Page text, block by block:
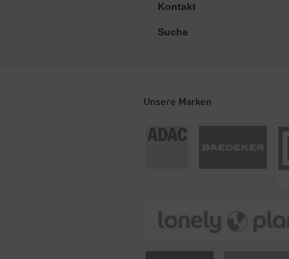
Kontakt
Suche
Unsere Marken